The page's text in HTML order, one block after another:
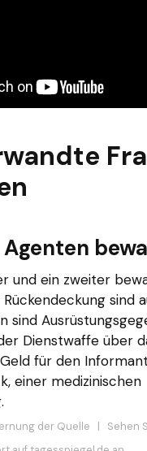
Agenten
und ein zweiter
sind
sind
Dienstwaffe über
für den
einer medizinischen
der Quelle | Sehen